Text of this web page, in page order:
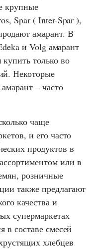
крупные
,Spar ( Inter-Spar ),
амарант. В
и Volgамарант
только во
Некоторые
– часто
чаще
и его часто
продуктов в
или в
розничные
также предлагают
качества и
супермаркетах
в составе смесей
хлебцев